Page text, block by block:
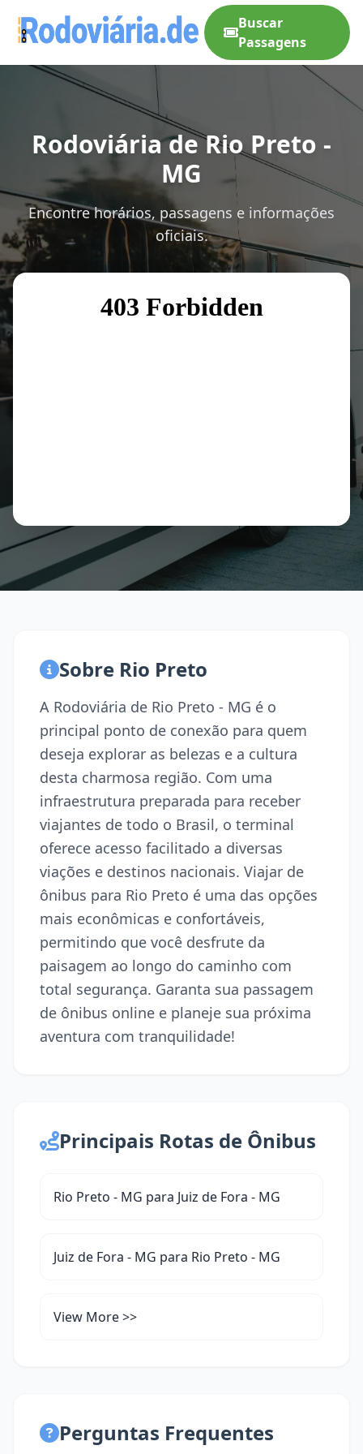
Buscar
Passagens
Rodoviária de Rio Preto -
MG
Encontre horários, passagens e informações
oficiais.
Sobre Rio Preto
A Rodoviária de Rio Preto - MG é o
principal ponto de conexão para quem
deseja explorar as belezas e a cultura
desta charmosa região. Com uma
infraestrutura preparada para receber
viajantes de todo o Brasil, o terminal
oferece acesso facilitado a diversas
viações e destinos nacionais. Viajar de
ônibus para Rio Preto é uma das opções
mais econômicas e confortáveis,
permitindo que você desfrute da
paisagem ao longo do caminho com
total segurança. Garanta sua passagem
de ônibus online e planeje sua próxima
aventura com tranquilidade!
Principais Rotas de Ônibus
Rio Preto - MG para Juiz de Fora - MG
Juiz de Fora - MG para Rio Preto - MG
View More >>
Perguntas Frequentes